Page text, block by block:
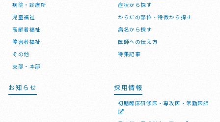
病院・診療所
児童福祉
高齢者福祉
障害者福祉
その他
支部・本部
症状から探す
からだの部位・特徴から探す
病名から探す
医師への伝え方
特集記事
お知らせ 採用情報
初期臨床研修医・専攻医・常勤医師